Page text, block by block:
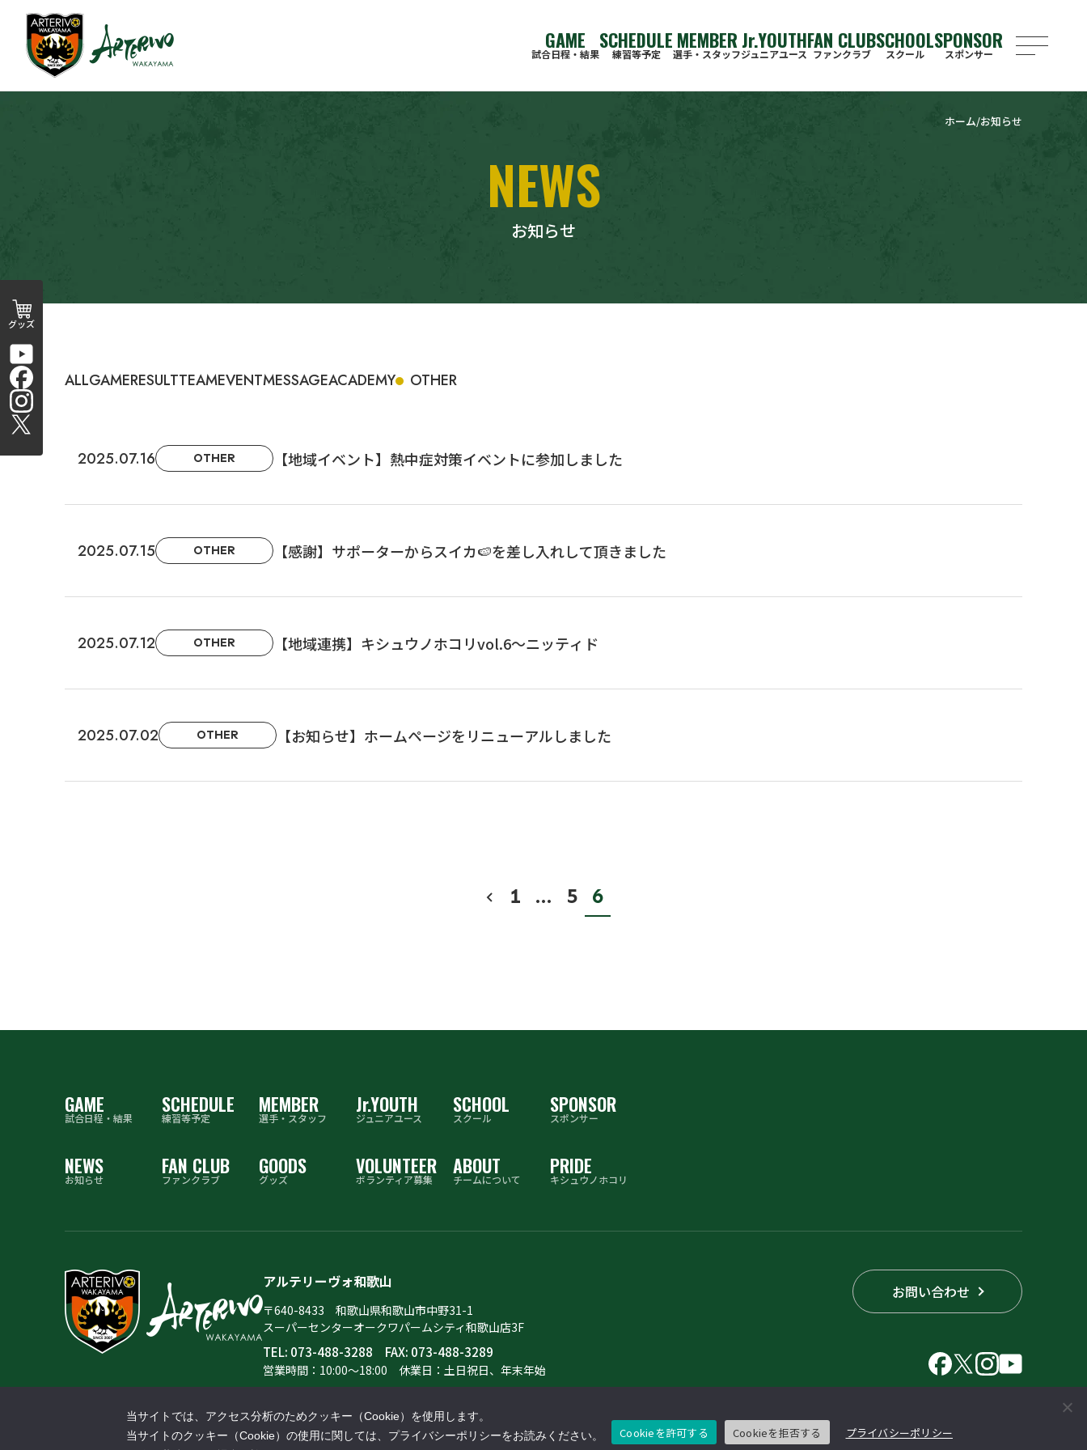
GAME
試合⽇程‧結果
SCHEDULE
練習等予定
MEMBER
選手・スタッフ
Jr.YOUTH
ジュニアユース
FAN CLUB
ファンクラブ
SCHOOL
スクール
SPONSOR
スポンサー
グッズ
ホーム お知らせ
NEWS
お知らせ
ALLGAMERESULTTEAMEVENTMESSAGEACADEMY OTHER
2025.07.16 OTHER 【地域イベント】熱中症対策イベントに参加しました
2025.07.15 OTHER 【感謝】サポーターからスイカ🍉を差し入れして頂きました
2025.07.12 OTHER 【地域連携】キシュウノホコリvol.6〜ニッティド
2025.07.02 OTHER 【お知らせ】ホームページをリニューアルしました
1 … 5 6
GAME
試合⽇程‧結果
SCHEDULE
練習等予定
MEMBER
選手・スタッフ
Jr.YOUTH
ジュニアユース
SCHOOL
スクール
SPONSOR
スポンサー
NEWS
お知らせ
FAN CLUB
ファンクラブ
GOODS
グッズ
VOLUNTEER
ボランティア募集
ABOUT
チームについて
PRIDE
キシュウノホコリ
アルテリーヴォ和歌山
〒640-8433 和歌山県和歌山市中野31-1
​スーパーセンターオークワパームシティ和歌山店3F
TEL: 073-488-3288 FAX: 073-488-3289
営業時間：10:00～18:00 休業日：土日祝日、年末年始
お問い合わせ
当サイトでは、アクセス分析のためクッキー（Cookie）を使用します。
当サイトのクッキー（Cookie）の使用に関しては、プライバシーポリシーをお読みください。
Cookieを許可する Cookieを拒否する プライバシーポリシー